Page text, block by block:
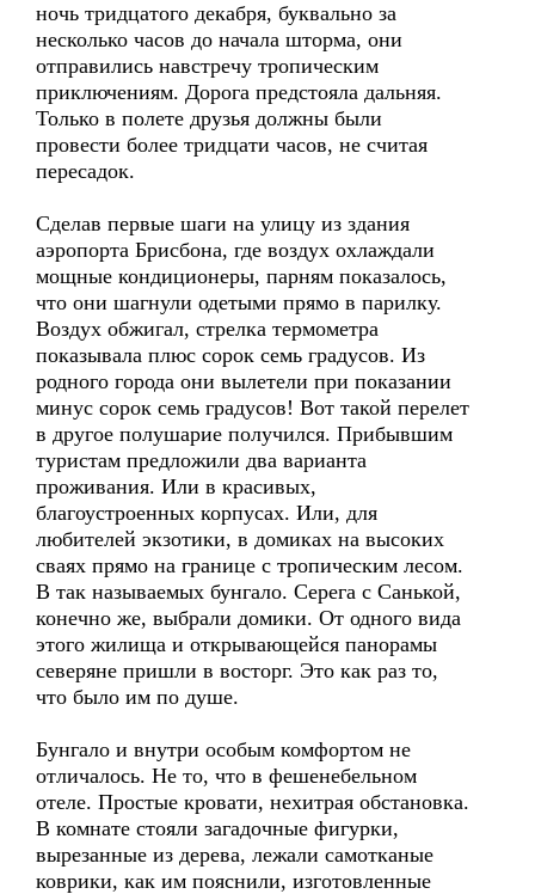
ночь тридцатого декабря, буквально за
несколько часов до начала шторма, они
отправились навстречу тропическим
приключениям. Дорога предстояла дальняя.
Только в полете друзья должны были
провести более тридцати часов, не считая
пересадок.
Сделав первые шаги на улицу из здания
аэропорта Брисбона, где воздух охлаждали
мощные кондиционеры, парням показалось,
что они шагнули одетыми прямо в парилку.
Воздух обжигал, стрелка термометра
показывала плюс сорок семь градусов. Из
родного города они вылетели при показании
минус сорок семь градусов! Вот такой перелет
в другое полушарие получился. Прибывшим
туристам предложили два варианта
проживания. Или в красивых,
благоустроенных корпусах. Или, для
любителей экзотики, в домиках на высоких
сваях прямо на границе с тропическим лесом.
В так называемых бунгало. Серега с Санькой,
конечно же, выбрали домики. От одного вида
этого жилища и открывающейся панорамы
северяне пришли в восторг. Это как раз то,
что было им по душе.
Бунгало и внутри особым комфортом не
отличалось. Не то, что в фешенебельном
отеле. Простые кровати, нехитрая обстановка.
В комнате стояли загадочные фигурки,
вырезанные из дерева, лежали самотканые
коврики, как им пояснили, изготовленные